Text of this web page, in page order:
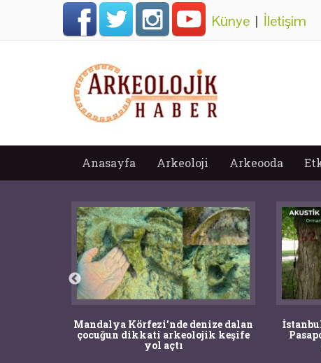
Künye | İletişim
Anasayfa Arkeoloji Arkeooda
Mandalya Körfezi’nde denize dalan
çocuğun dikkati arkeolojik keşife
yol açtı